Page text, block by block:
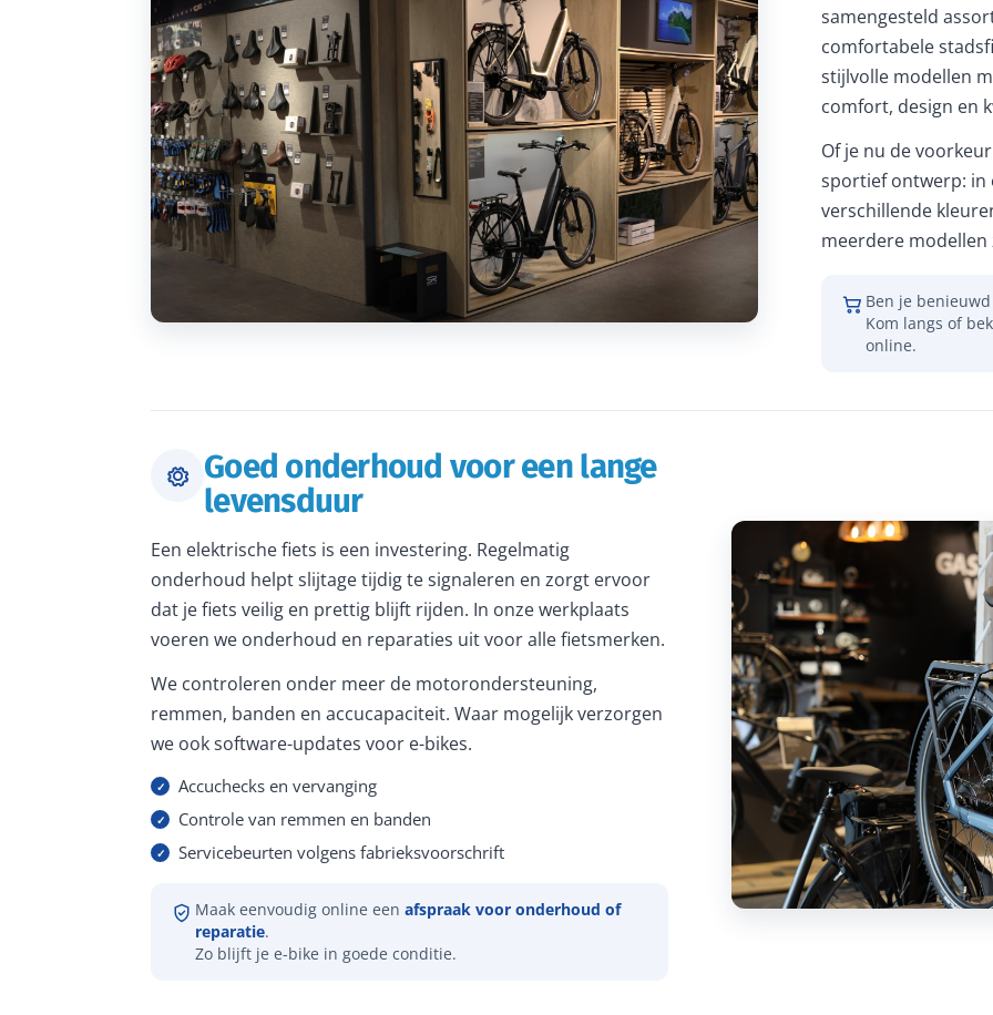
samengesteld
comfortabele
stijlvolle modellen
comfort, design en
Of je nu de
sportief ontwerp: in
verschillende
meerdere
Ben je
Kom langs of
online.
Goed onderhoud voor een lange
levensduur
Een elektrische fiets is een investering. Regelmatig
onderhoud helpt slijtage tijdig te signaleren en zorgt ervoor
dat je fiets veilig en prettig blijft rijden. In onze werkplaats
voeren we onderhoud en reparaties uit voor alle fietsmerken.
We controleren onder meer de motorondersteuning,
remmen, banden en accucapaciteit. Waar mogelijk verzorgen
we ook software-updates voor e-bikes.
Accuchecks en vervanging
Controle van remmen en banden
Servicebeurten volgens fabrieksvoorschrift
Maak eenvoudig online een afspraak voor onderhoud of
reparatie.
Zo blijft je e-bike in goede conditie.